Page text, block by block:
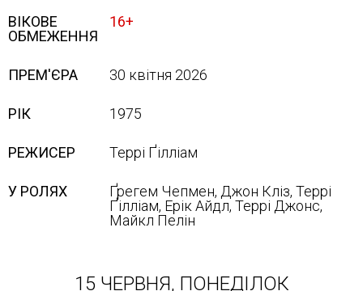
ВІКОВЕ
ОБМЕЖЕННЯ
16+
ПРЕМ'ЄРА 30 квітня 2026
РІК 1975
РЕЖИСЕР Террі Ґілліам
У РОЛЯХ
Ґрегем Чепмен, Джон Кліз, Террі
Ґілліам, Ерік Айдл, Террі Джонс,
Майкл Пелін
15 ЧЕРВНЯ, ПОНЕДІЛОК